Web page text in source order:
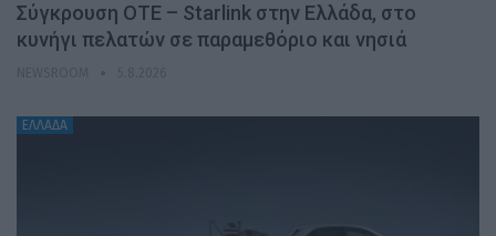
Σύγκρουση ΟΤΕ – Starlink στην Ελλάδα, στο
κυνήγι πελατών σε παραμεθόριο και νησιά
ΕΛΛΑΔΑ